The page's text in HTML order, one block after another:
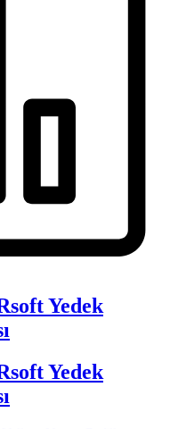
Yedek
Yedek